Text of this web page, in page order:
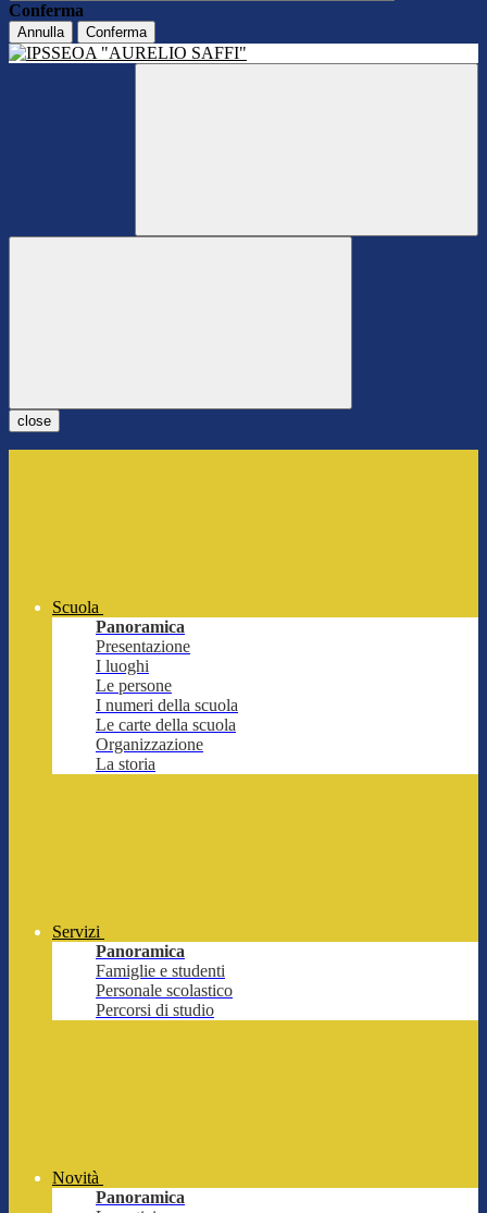
Conferma
Annulla Conferma
close
Scuola
Panoramica
Presentazione
I luoghi
Le persone
I numeri della scuola
Le carte della scuola
Organizzazione
La storia
Servizi
Panoramica
Famiglie e studenti
Personale scolastico
Percorsi di studio
Novità
Panoramica